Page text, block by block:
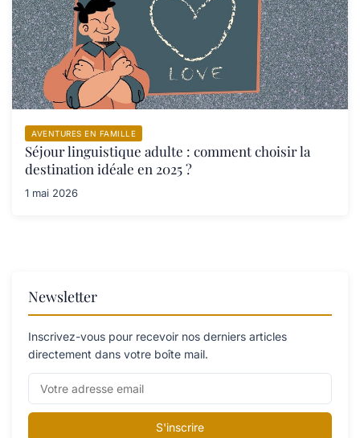
AVENTURES EN FAMILLE
Séjour linguistique adulte : comment choisir la
destination idéale en 2025 ?
1 mai 2026
Newsletter
Inscrivez-vous pour recevoir nos derniers articles
directement dans votre boîte mail.
S'inscrire